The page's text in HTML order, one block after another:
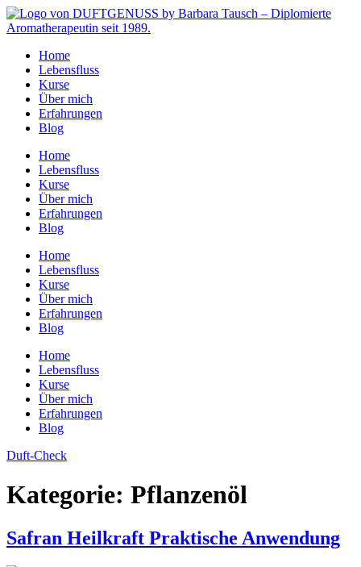
Zum
Inhalt
Home
Lebensfluss
Kurse
Über mich
Erfahrungen
Blog
Home
Lebensfluss
Kurse
Über mich
Erfahrungen
Blog
Home
Lebensfluss
Kurse
Über mich
Erfahrungen
Blog
Home
Lebensfluss
Kurse
Über mich
Erfahrungen
Blog
Duft-Check
Kategorie: Pflanzenöl
Safran Heilkraft Praktische Anwendung